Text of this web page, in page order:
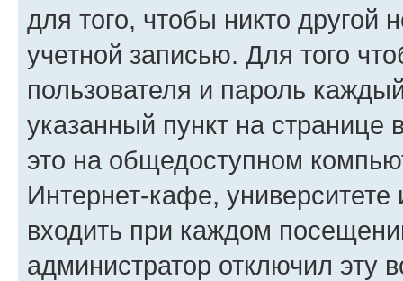
для того, чтобы никто другой
учетной записью. Для того
пользователя и пароль
указанный пункт на
это на общедоступном
Интернет-кафе, университете
входить при каждом
администратор отключил эту